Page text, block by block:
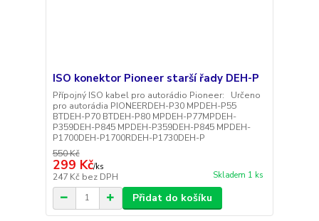
ISO konektor Pioneer starší řady DEH-P
Přípojný ISO kabel pro autorádio Pioneer: Určeno
pro autorádia PIONEERDEH-P30 MPDEH-P55
BTDEH-P70 BTDEH-P80 MPDEH-P77MPDEH-
P359DEH-P845 MPDEH-P359DEH-P845 MPDEH-
P1700DEH-P1700RDEH-P1730DEH-P
550 Kč
299 Kč/ks
247 Kč bez DPH Skladem 1 ks
Přidat do košíku